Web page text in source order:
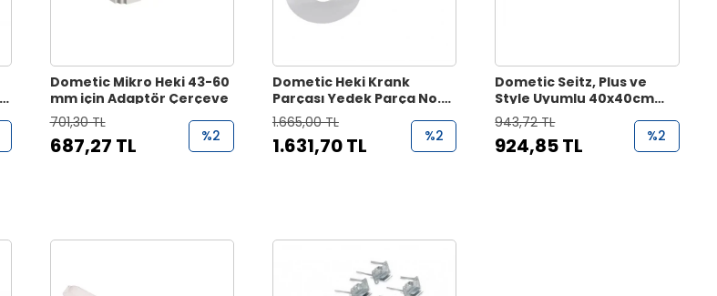
Dometic Mikro Heki 43-60
mm için Adaptör Çerçeve
701,30 TL
687,27 TL %2
Dometic Heki Krank
Parçası Yedek Parça No.
550E2709
1.665,00 TL
1.631,70 TL %2
Dometic Seitz, Plus ve
Style Uyumlu 40x40cm
Heki Açma Kolu
943,72 TL
924,85 TL %2